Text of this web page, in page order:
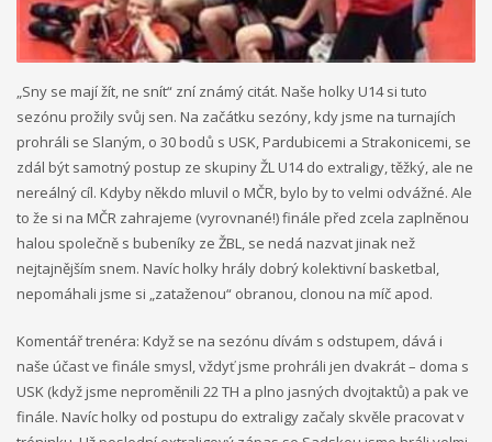
„Sny se mají žít, ne snít“ zní známý citát. Naše holky U14 si tuto
sezónu prožily svůj sen. Na začátku sezóny, kdy jsme na turnajích
prohráli se Slaným, o 30 bodů s USK, Pardubicemi a Strakonicemi, se
zdál být samotný postup ze skupiny ŽL U14 do extraligy, těžký, ale ne
nereálný cíl. Kdyby někdo mluvil o MČR, bylo by to velmi odvážné. Ale
to že si na MČR zahrajeme (vyrovnané!) finále před zcela zaplněnou
halou společně s bubeníky ze ŽBL, se nedá nazvat jinak než
nejtajnějším snem. Navíc holky hrály dobrý kolektivní basketbal,
nepomáhali jsme si „zataženou“ obranou, clonou na míč apod.
Komentář trenéra: Když se na sezónu dívám s odstupem, dává i
naše účast ve finále smysl, vždyť jsme prohráli jen dvakrát – doma s
USK (když jsme neproměnili 22 TH a plno jasných dvojtaktů) a pak ve
finále. Navíc holky od postupu do extraligy začaly skvěle pracovat v